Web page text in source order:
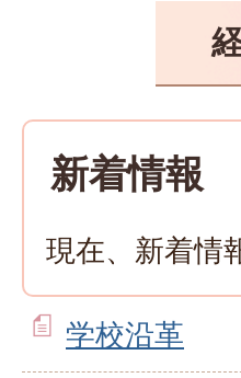
新着情報
現在、新着情
学校沿革